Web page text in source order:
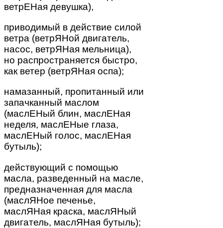
ветрЕНая девушка),
приводимый в действие силой
ветра (ветрЯНой двигатель,
насос, ветрЯНая мельница),
но распространяется быстро,
как ветер (ветрЯНая оспа);
намазанный, пропитанный или
запачканный маслом
(маслЕНый блин, маслЕНая
неделя, маслЕНые глаза,
маслЕНый голос, маслЕНая
бутыль);
действующий с помощью
масла, разведенный на масле,
предназначенная для масла
(маслЯНое печенье,
маслЯНая краска, маслЯНый
двигатель, маслЯНая бутыль);